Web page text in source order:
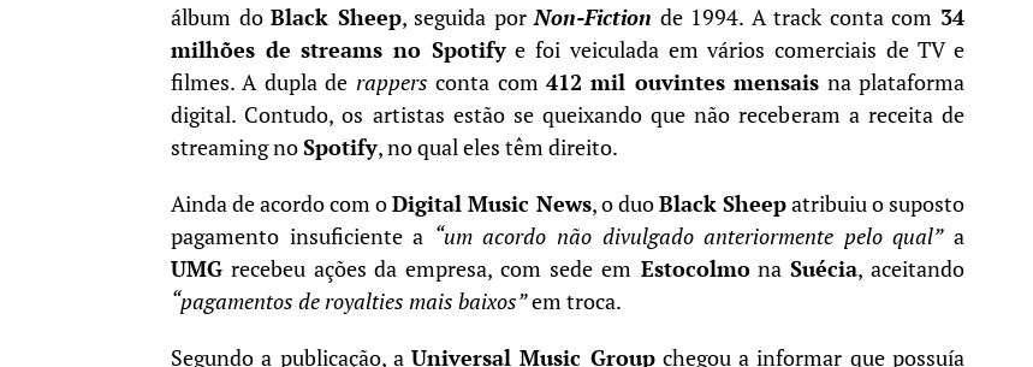
álbum doBlack Sheep, seguida porNon-Fiction de 1994. A track conta com 34
milhões de streams no Spotifye foi veiculada em vários comerciais de TV e
filmes. A dupla de rappers conta com 412 mil ouvintes mensais na plataforma
digital. Contudo, os artistas estão se queixando que não receberam a receita de
streaming noSpotify, no qual eles têm direito.
Ainda de acordo com oDigital Music News, o duoBlack Sheepatribuiu o suposto
pagamento insuficiente a “um acordo não divulgado anteriormente pelo qual”a
UMG recebeu ações da empresa, com sede emEstocolmonaSuécia, aceitando
“pagamentos de royalties mais baixos”em troca.
Segundo a publicação, aUniversal Music Groupchegou a informar que possuía